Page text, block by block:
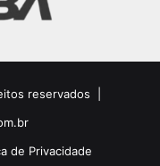
reservados |
de Privacidade